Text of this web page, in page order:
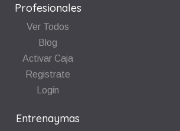
Profesionales
Ver Todos
Blog
Activar Caja
Registrate
Login
Entrenaymas